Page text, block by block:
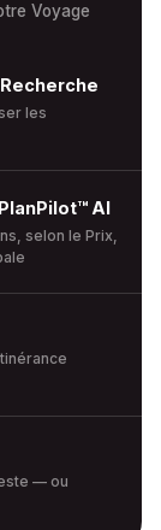
Voyage
les
AI
selon le Prix,
— ou